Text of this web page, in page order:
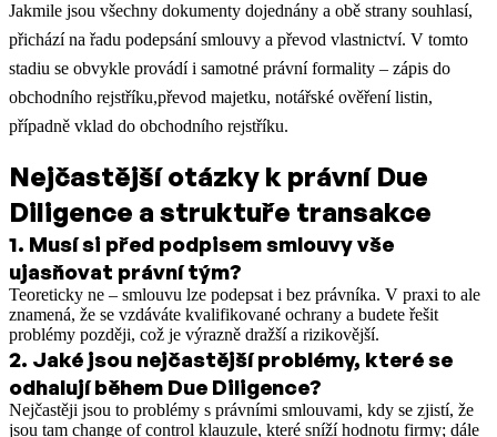
Jakmile jsou všechny dokumenty dojednány a obě strany souhlasí,
přichází na řadu podepsání smlouvy a převod vlastnictví. V tomto
stadiu se obvykle provádí i samotné právní formality – zápis do
obchodního rejstříku,převod majetku, notářské ověření listin,
případně vklad do obchodního rejstříku.
Nejčastější otázky k právní Due
Diligence a struktuře transakce
1. Musí si před podpisem smlouvy vše
ujasňovat právní tým?
Teoreticky ne – smlouvu lze podepsat i bez právníka. V praxi to ale
znamená, že se vzdáváte kvalifikované ochrany a budete řešit
problémy později, což je výrazně dražší a rizikovější.
2. Jaké jsou nejčastější problémy, které se
odhalují během Due Diligence?
Nejčastěji jsou to problémy s právními smlouvami, kdy se zjistí, že
jsou tam change of control klauzule, které sníží hodnotu firmy; dále